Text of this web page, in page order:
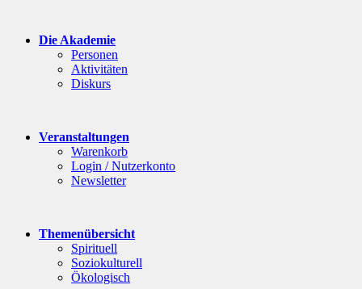
Die Akademie
Personen
Aktivitäten
Diskurs
Veranstaltungen
Warenkorb
Login / Nutzerkonto
Newsletter
Themenübersicht
Spirituell
Soziokulturell
Ökologisch